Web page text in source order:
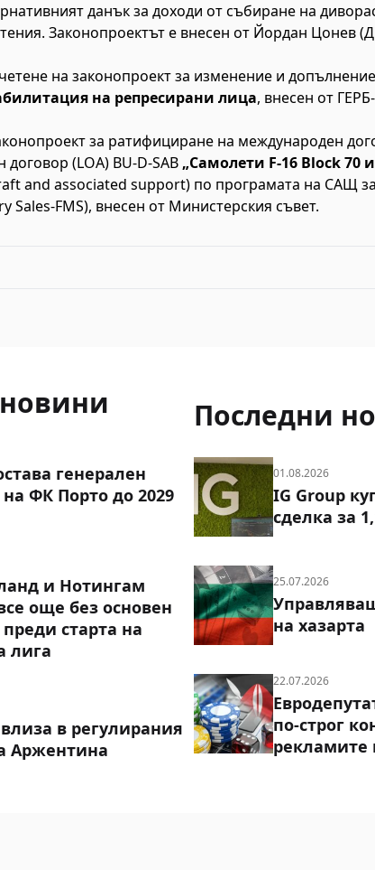
данък за доходи от събиране на
Законопроектът е внесен от Йордан Цонев
на законопроект за изменение и допълнение
на репресирани лица, внесен от
за ратифициране на международен
(LOA) BU-D-SAB „Самолети F-16 Block 70 и
and associated support) по програмата на САЩ за
FMS), внесен от Министерския съвет.
генерален
на ФК Порто до 2029
и Нотингам
още без основен
старта на
лига
в регулирания
Аржентина
Последни
01.08.2026
IG Group
сделка за
25.07.2026
на хазарта
22.07.2026
по-строг
рекламите